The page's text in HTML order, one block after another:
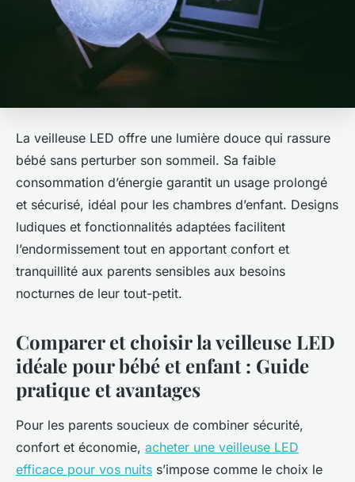
La veilleuse LED offre une lumière douce qui rassure
bébé sans perturber son sommeil. Sa faible
consommation d’énergie garantit un usage prolongé
et sécurisé, idéal pour les chambres d’enfant. Designs
ludiques et fonctionnalités adaptées facilitent
l’endormissement tout en apportant confort et
tranquillité aux parents sensibles aux besoins
nocturnes de leur tout-petit.
Comparer et choisir la veilleuse LED
idéale pour bébé et enfant : Guide
pratique et avantages
Pour les parents soucieux de combiner sécurité,
confort et économie, acheter une veilleuse LED
efficace pour vos nuits s’impose comme le choix le